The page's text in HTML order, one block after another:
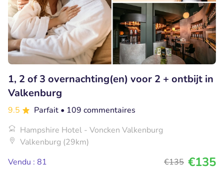
1, 2 of 3 overnachting(en) voor 2 + ontbijt in
Valkenburg
9.5 Parfait • 109 commentaires
Hampshire Hotel - Voncken Valkenburg
Valkenburg (29km)
Vendu : 81
€135 €135